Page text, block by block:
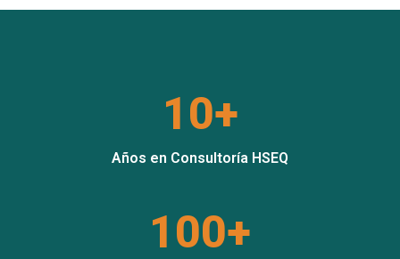
10+
Años en Consultoría HSEQ
100+